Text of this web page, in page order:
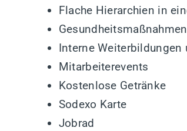
Flache Hierarchien in
Gesundheitsmaßnahmen
Interne
Mitarbeiterevents
Kostenlose Getränke
Sodexo Karte
Jobrad